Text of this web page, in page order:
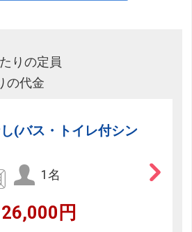
りの定員
の代金
(バス・トイレ付シン
1名
円